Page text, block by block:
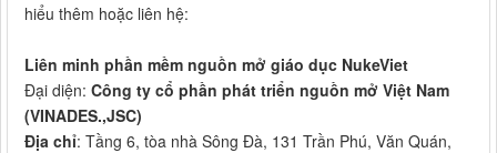
hiểu thêm hoặc liên hệ:
Liên minh phần mềm nguồn mở giáo dục NukeViet
Đại diện: Công ty cổ phần phát triển nguồn mở Việt Nam
(VINADES.,JSC)
Địa chỉ: Tầng 6, tòa nhà Sông Đà, 131 Trần Phú, Văn Quán,